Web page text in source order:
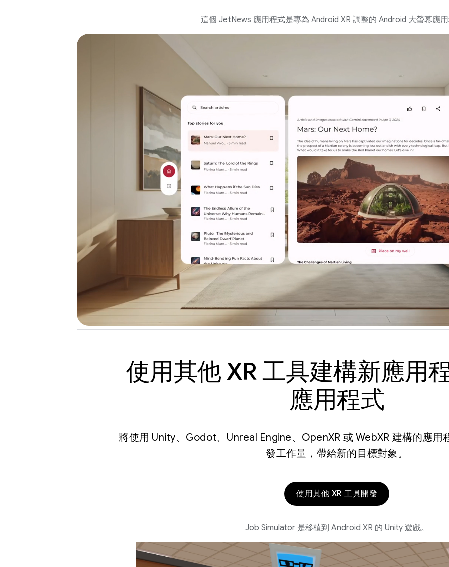
這個 JetNews 應用程式是專為 Android XR 調整的 Android 大螢幕應
使用其他 XR 工具建構新應用
應用程式
將使用 Unity、Godot、Unreal Engine、OpenXR 或 WebXR 建構的應用
發工作量，帶給新的目標對象。
使用其他 XR 工具開發
Job Simulator 是移植到 Android XR 的 Unity 遊戲。